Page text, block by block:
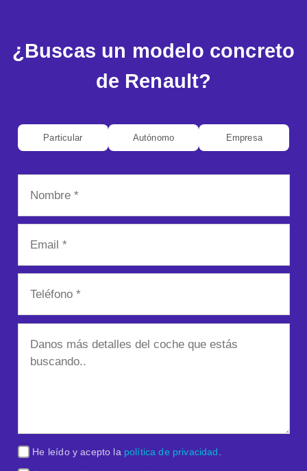
¿Buscas un modelo concreto
de Renault?
Particular Autónomo Empresa
He leído y acepto la política de privacidad